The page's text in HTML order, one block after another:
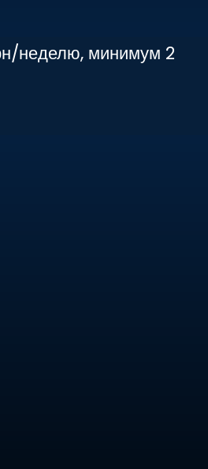
неделю, минимум 2